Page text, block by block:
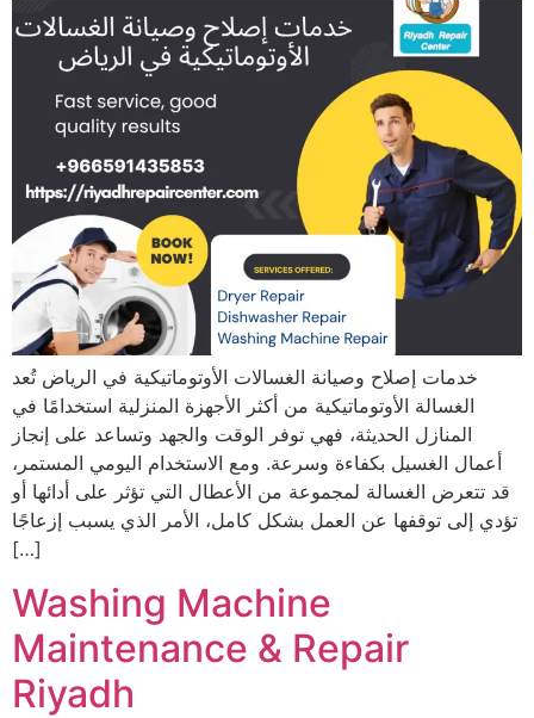
خدمات إصلاح وصيانة الغسالات الأوتوماتيكية في الرياض تُعد
الغسالة الأوتوماتيكية من أكثر الأجهزة المنزلية استخدامًا في
المنازل الحديثة، فهي توفر الوقت والجهد وتساعد على إنجاز
أعمال الغسيل بكفاءة وسرعة. ومع الاستخدام اليومي المستمر،
قد تتعرض الغسالة لمجموعة من الأعطال التي تؤثر على أدائها أو
تؤدي إلى توقفها عن العمل بشكل كامل، الأمر الذي يسبب إزعاجًا
[…]
Washing Machine
Maintenance & Repair
Riyadh